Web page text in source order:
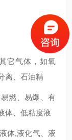
它气体，如氧
离、石油精
燃、易爆、有
体、低粘度液
体,液化气、液